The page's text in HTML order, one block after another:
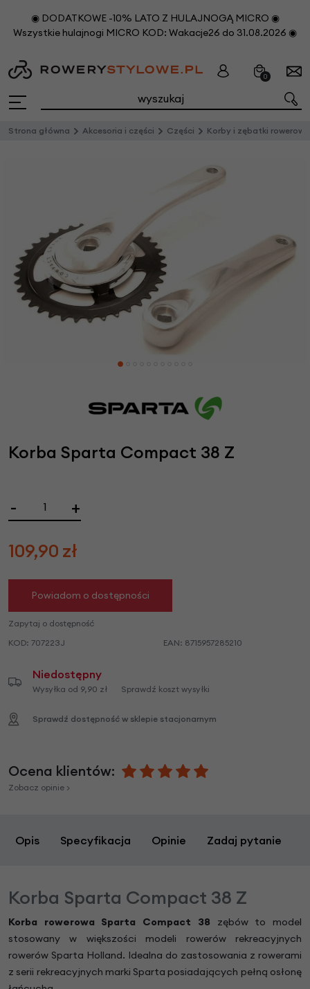
◉ DODATKOWE -10% LATO Z HULAJNOGĄ MICRO ◉
Wszystkie hulajnogi MICRO KOD: Wakacje26 do 31.08.2026 ◉
0
Strona główna Akcesoria i części Części Korby i zębatki rowerowe
Korba Sparta Compact 38 Z
- +
109,90 zł
Powiadom o dostępności
Zapytaj o dostępność
KOD: 707223J EAN: 8715957285210
Niedostępny
Wysyłka od 9,90 zł Sprawdź koszt wysyłki
Sprawdź dostępność w sklepie stacjonarnym
Ocena klientów:
Zobacz opinie >
Opis Specyfikacja Opinie Zadaj pytanie
Korba Sparta Compact 38 Z
Korba rowerowa Sparta Compact 38 zębów to model
stosowany w większości modeli rowerów rekreacyjnych
rowerów Sparta Holland. Idealna do zastosowania z rowerami
z serii rekreacyjnych marki Sparta posiadających pełną osłonę